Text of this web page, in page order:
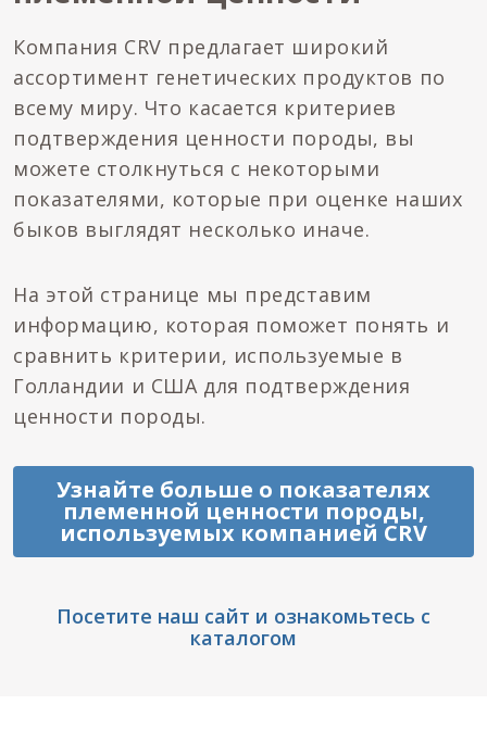
Компания CRV предлагает широкий
ассортимент генетических продуктов по
всему миру. Что касается критериев
подтверждения ценности породы, вы
можете столкнуться с некоторыми
показателями, которые при оценке наших
быков выглядят несколько иначе.
На этой странице мы представим
информацию, которая поможет понять и
сравнить критерии, используемые в
Голландии и США для подтверждения
ценности породы.
Узнайте больше о показателях
племенной ценности породы,
используемых компанией CRV
Посетите наш сайт и ознакомьтесь с
каталогом